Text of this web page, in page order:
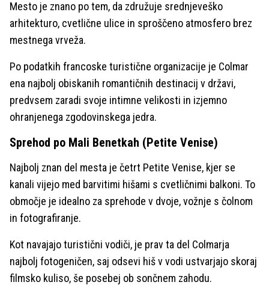
Mesto je znano po tem, da združuje srednjeveško
arhitekturo, cvetlične ulice in sproščeno atmosfero brez
mestnega vrveža.
Po podatkih francoske turistične organizacije je Colmar
ena najbolj obiskanih romantičnih destinacij v državi,
predvsem zaradi svoje intimne velikosti in izjemno
ohranjenega zgodovinskega jedra.
Sprehod po Mali Benetkah (Petite Venise)
Najbolj znan del mesta je četrt Petite Venise, kjer se
kanali vijejo med barvitimi hišami s cvetličnimi balkoni. To
območje je idealno za sprehode v dvoje, vožnje s čolnom
in fotografiranje.
Kot navajajo turistični vodiči, je prav ta del Colmarja
najbolj fotogeničen, saj odsevi hiš v vodi ustvarjajo skoraj
filmsko kuliso, še posebej ob sončnem zahodu.